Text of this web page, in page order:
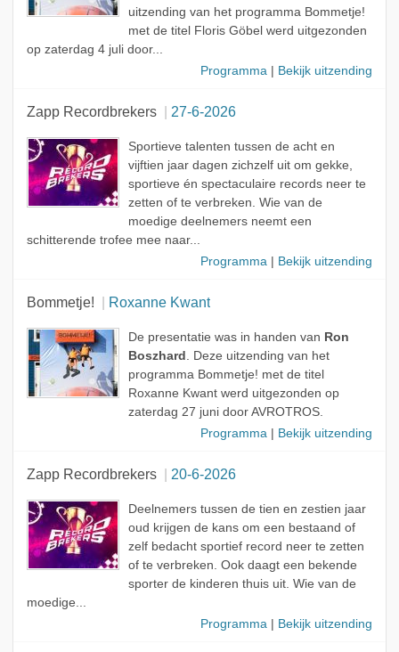
uitzending van het programma Bommetje!
met de titel Floris Göbel werd uitgezonden
op zaterdag 4 juli door...
Programma
Bekijk uitzending
Zapp Recordbrekers 27-6-2026
Sportieve talenten tussen de acht en
vijftien jaar dagen zichzelf uit om gekke,
sportieve én spectaculaire records neer te
zetten of te verbreken. Wie van de
moedige deelnemers neemt een
schitterende trofee mee naar...
Programma
Bekijk uitzending
Bommetje! Roxanne Kwant
De presentatie was in handen van Ron
Boszhard . Deze uitzending van het
programma Bommetje! met de titel
Roxanne Kwant werd uitgezonden op
zaterdag 27 juni door AVROTROS.
Programma
Bekijk uitzending
Zapp Recordbrekers 20-6-2026
Deelnemers tussen de tien en zestien jaar
oud krijgen de kans om een bestaand of
zelf bedacht sportief record neer te zetten
of te verbreken. Ook daagt een bekende
sporter de kinderen thuis uit. Wie van de
moedige...
Programma
Bekijk uitzending